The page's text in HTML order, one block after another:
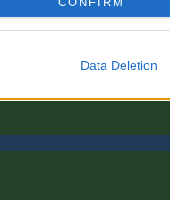
Data Deletion